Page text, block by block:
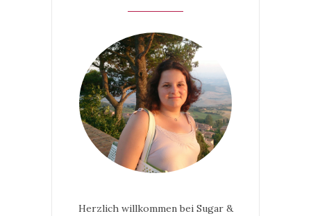
Herzlich willkommen bei Sugar &